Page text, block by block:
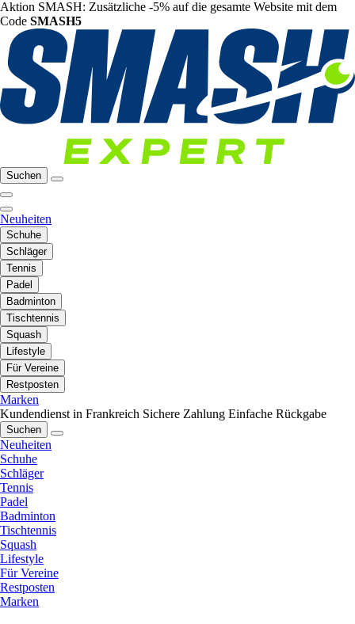
Aktion SMASH: Zusätzliche -5% auf die gesamte Website mit dem
Code SMASH5
Suchen
Neuheiten
Schuhe
Schläger
Tennis
Padel
Badminton
Tischtennis
Squash
Lifestyle
Für Vereine
Restposten
Marken
Kundendienst in Frankreich Sichere Zahlung Einfache Rückgabe
Suchen
Neuheiten
Schuhe
Schläger
Tennis
Padel
Badminton
Tischtennis
Squash
Lifestyle
Für Vereine
Restposten
Marken